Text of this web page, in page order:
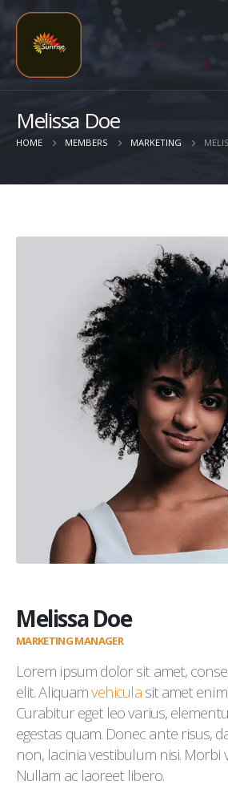
Melissa Doe
HOME MEMBERS MARKETING
Melissa Doe
MARKETING MANAGER
Lorem ipsum dolor sit amet,
elit. Aliquamvehiculasit amet enim
Curabitur eget leo varius,
egestas quam. Donec ante risus,
non, lacinia vestibulum nisi. Morbi
Nullam ac laoreet libero.